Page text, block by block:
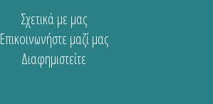
Σχετικά με μας
Επικοινωνήστε μαζί μας
Διαφημιστείτε